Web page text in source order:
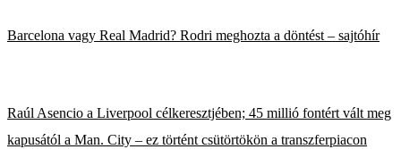
Barcelona vagy Real Madrid? Rodri meghozta a döntést – sajtóhír
Raúl Asencio a Liverpool célkeresztjében; 45 millió fontért vált meg
kapusától a Man. City – ez történt csütörtökön a transzferpiacon